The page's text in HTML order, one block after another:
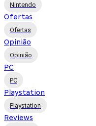
Nintendo
Ofertas
Ofertas
Opinião
Opinião
PC
PC
Playstation
Playstation
Reviews